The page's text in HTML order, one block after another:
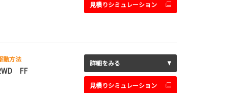
見積りシミュレーション
動方法
FF
詳細をみる
見積りシミュレーション